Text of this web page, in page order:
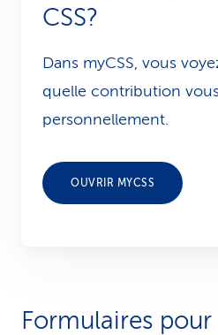
CSS?
Dans myCSS, vous
quelle contribution
personnellement.
OUVRIR MYCSS
Formulaires pour